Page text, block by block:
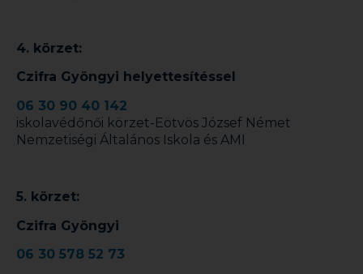
4. körzet:
Czifra Gyöngyi helyettesítéssel
06 30 90 40 142
iskolavédőnői körzet-Eötvös József Német
Nemzetiségi Általános Iskola és AMI
5. körzet:
Czifra Gyöngyi
06 30 578 52 73